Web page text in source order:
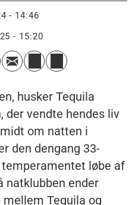
- 14:46
- 15:20
husker Tequila
der vendte hendes liv
om natten i
den dengang 33-
løbe af
natklubben ender
Tequila og